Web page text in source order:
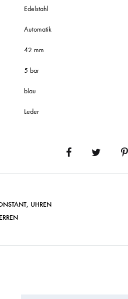
Edelstahl
Automatik
42 mm
5 bar
blau
Leder
, UHREN